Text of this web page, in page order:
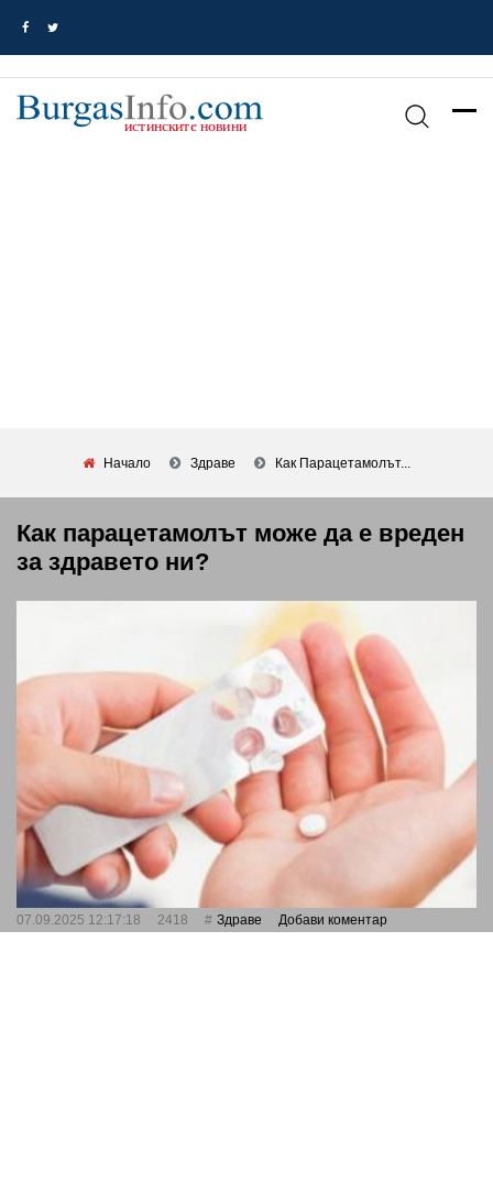
Начало Здраве Как Парацетамолът...
Как парацетамолът може да е вреден
за здравето ни?
07.09.2025 12:17:18 2418 Здраве Добави коментар